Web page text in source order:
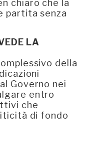
chiaro che la
partita senza
LA
della
Governo nei
entro
che
di fondo